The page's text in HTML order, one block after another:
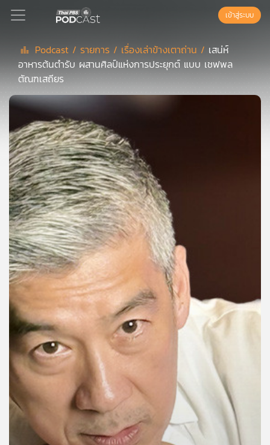
Podcast
เพล
ลิ
สต์
แนะนำ
เพล
ย์
ลิ
สต์
ของ
คุณ
เพลง
บทความ
ข่าว
กิจกรรม
เข้าสู่ระบบ
Podcast / รายการ / เรื่องเล่าข้างเตาถ่าน / เสน่ห์
อาหารต้นตำรับ ผสานศิลป์แห่งการประยุกต์ แบบ เชฟพล
ตัณฑเสถียร